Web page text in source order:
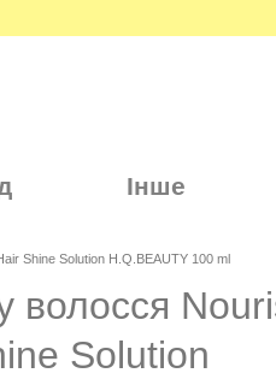
Інше
Shine Solution H.Q.BEAUTY 100 ml
волосся
Solution